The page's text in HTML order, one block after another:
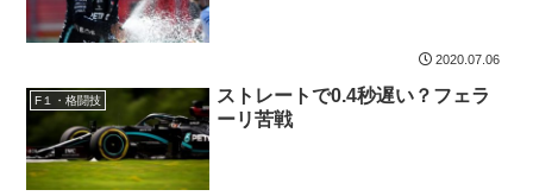
2020.07.06
F１・格闘技
ストレートで0.4秒遅い？フェラ
ーリ苦戦